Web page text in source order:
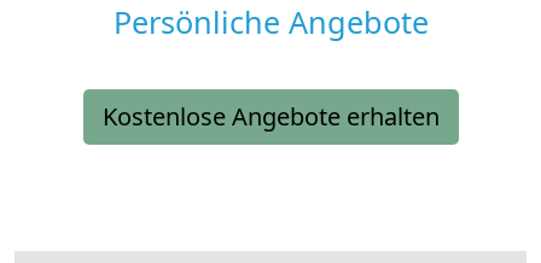
Persönliche Angebote
Kostenlose Angebote erhalten